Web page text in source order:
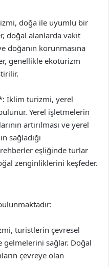
doğa ile uyumlu bir
doğal alanlarda vakit
doğanın korunmasına
genellikle ekoturizm
İklim turizmi, yerel
Yerel işletmelerin
artırılması ve yerel
sağladığı
eşliğinde turlar
zenginliklerini keşfeder.
turistlerin çevresel
gelmelerini sağlar. Doğal
çevreye olan